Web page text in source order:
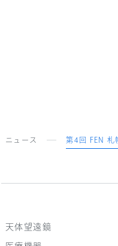
ニュース
天体望遠鏡